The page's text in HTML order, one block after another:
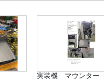
実装機 マウンター